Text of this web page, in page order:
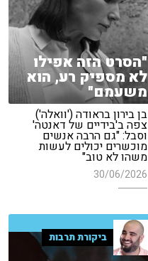
"הסרט הזה אפילו
לא מספיק רע, הוא
משעמם"
בן בירון בראודה ('וואלה')
צפה ב'בידיים של דאנטה'
וסבל: "גם הרבה אנשים
מוכשרים יכולים לעשות
משהו לא טוב"
30/06/2026
ביקורת תרבות